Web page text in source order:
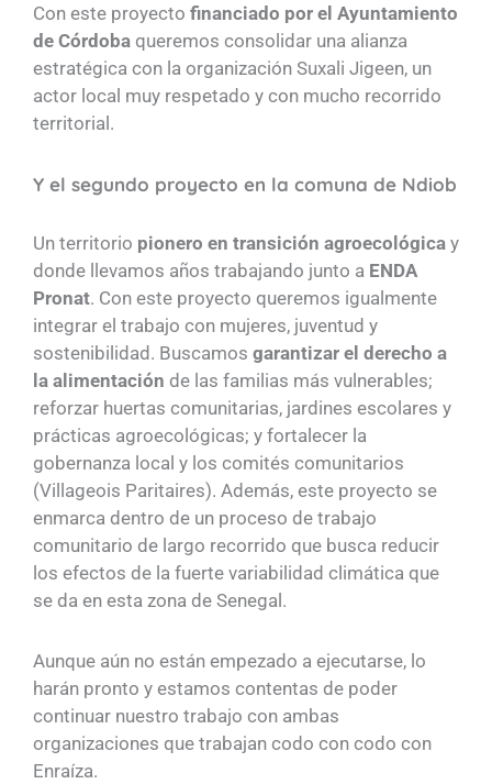
Con este proyecto financiado por el Ayuntamiento
de Córdoba queremos consolidar una alianza
estratégica con la organización Suxali Jigeen, un
actor local muy respetado y con mucho recorrido
territorial.
Y el segundo proyecto en la comuna de Ndiob
Un territorio pionero en transición agroecológica y
donde llevamos años trabajando junto a ENDA
Pronat. Con este proyecto queremos igualmente
integrar el trabajo con mujeres, juventud y
sostenibilidad. Buscamos garantizar el derecho a
la alimentación de las familias más vulnerables;
reforzar huertas comunitarias, jardines escolares y
prácticas agroecológicas; y fortalecer la
gobernanza local y los comités comunitarios
(Villageois Paritaires). Además, este proyecto se
enmarca dentro de un proceso de trabajo
comunitario de largo recorrido que busca reducir
los efectos de la fuerte variabilidad climática que
se da en esta zona de Senegal.
Aunque aún no están empezado a ejecutarse, lo
harán pronto y estamos contentas de poder
continuar nuestro trabajo con ambas
organizaciones que trabajan codo con codo con
Enraíza.